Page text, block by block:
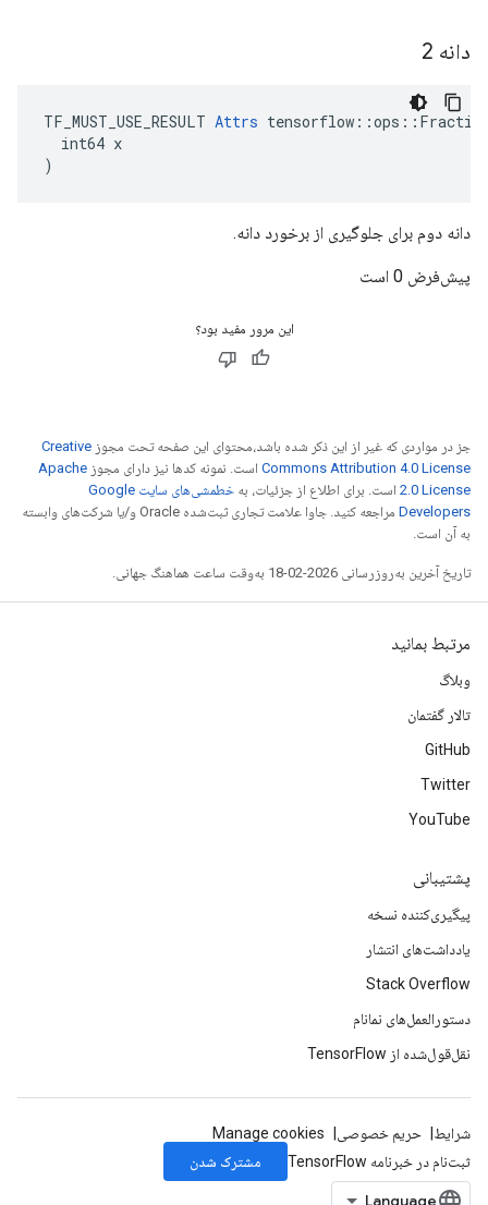
دانه 2
TF_MUST_USE_RESULT Attrs
  int64 x
)
دانه دوم برای جلوگیری از برخورد دانه.
پیش‌فرض 0 است
این مرور مفید بود؟
جز در مواردی که غیر از این ذکر شده باشد،‌محتوای این صفحه تحت مجوز Creative
Commons Attribution 4.0 License است. نمونه کدها نیز دارای مجوز Apache
2.0 License است. برای اطلاع از جزئیات، به
خطمشی‌های سایت Google
Developers‏
مراجعه کنید. جاوا علامت تجاری ثبت‌شده Oracle و/یا شرکت‌های وابسته
به آن است.
تاریخ آخرین به‌روزرسانی 2026-02-18 به‌وقت ساعت هماهنگ جهانی.
مرتبط بمانید
وبلاگ
تالار گفتمان
GitHub
Twitter
YouTube
پشتیبانی
پیگیری‌کننده نسخه
یادداشت‌های انتشار
Stack Overflow
دستورالعمل‌های نمانام
نقل‌قول‌شده از TensorFlow
شرایط حریم خصوصی
Manage cookies
ثبت‌نام در خبرنامه TensorFlow
مشترک شدن